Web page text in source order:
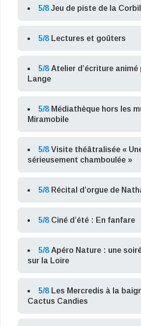
5/8 Jeu de piste de la
5/8 Lectures et goûters
5/8 Atelier d’écriture animé
Lange
5/8 Médiathèque hors les
Miramobile
5/8 Visite théâtralisée «
sérieusement chamboulée »
5/8 Récital d’orgue de
5/8 Ciné d’été : En fanfare
5/8 Apéro Nature : une
sur la Loire
5/8 Les Mercredis à la
Cactus Candies